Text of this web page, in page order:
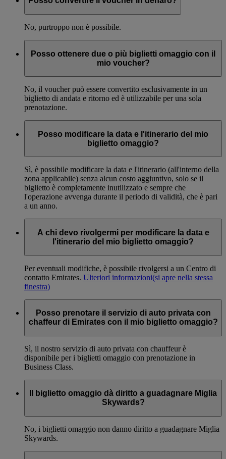
No, purtroppo non è possibile.
Posso ottenere due o più biglietti omaggio con il
mio voucher?
No, il voucher può essere convertito esclusivamente in un
biglietto di andata e ritorno ed è utilizzabile per una sola
prenotazione.
Posso modificare la data e l'itinerario del mio
biglietto omaggio?
Sì, è possibile modificare la data e l'itinerario (all'interno della
zona applicabile) senza alcun costo aggiuntivo, solo se il
biglietto è completamente inutilizzato e sempre che
l'operazione avvenga durante il periodo di validità, che è pari
a un anno.
A chi devo rivolgermi per modificare la data e
l'itinerario del mio biglietto omaggio?
Per eventuali modifiche, è possibile rivolgersi a un Centro di
contatto Emirates. Ulteriori informazioni(si apre nella stessa
finestra)
Posso prenotare il servizio di auto privata con
chaffeur di Emirates con il mio biglietto omaggio?
Sì, il nostro servizio di auto privata con chauffeur è
disponibile per i biglietti omaggio con prenotazione in
Business Class.
Il biglietto omaggio dà diritto a guadagnare Miglia
Skywards?
No, i biglietti omaggio non danno diritto a guadagnare Miglia
Skywards.